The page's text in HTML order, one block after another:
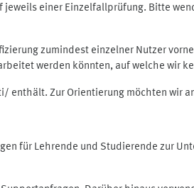
einer Einzelfallprüfung. Bitte
zumindest einzelner Nutzer
werden könnten, auf welche wir
enthält. Zur Orientierung möchten wir
für Lehrende und Studierende zur